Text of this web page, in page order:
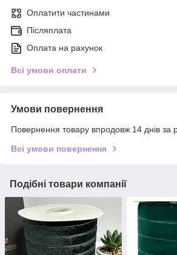
Оплатити частинами
Післяплата
Оплата на рахунок
Всі умови оплати
Умови повернення
Повернення товару впродовж 14 днів за
Всі умови повернення
Подібні товари компанії